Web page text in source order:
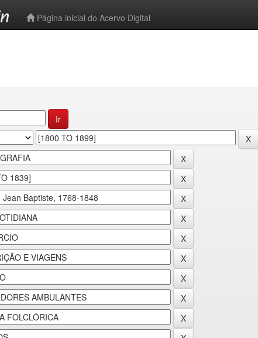
Página inicial do Acervo Digital